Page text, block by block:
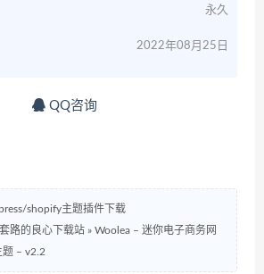
永久
2022年08月25日
QQ咨询
shopify主题插件下载
路的良心下载站 » Woolea – 迷你电子商务网
题 – v2.2